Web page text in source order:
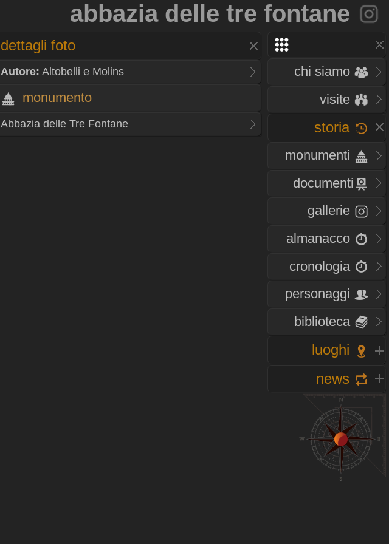
abbazia delle tre fontane
chi siamo
visite
storia
monumenti
documenti
gallerie
almanacco
cronologia
personaggi
biblioteca
luoghi
news
dettagli foto
Autore: Altobelli e Molins
monumento
Abbazia delle Tre Fontane